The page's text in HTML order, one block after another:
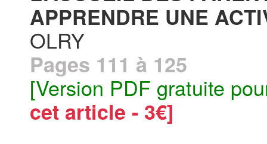
APPRENDRE UNE
OLRY
Pages 111 à 125
[Version PDF gratuite
cet article - 3€]